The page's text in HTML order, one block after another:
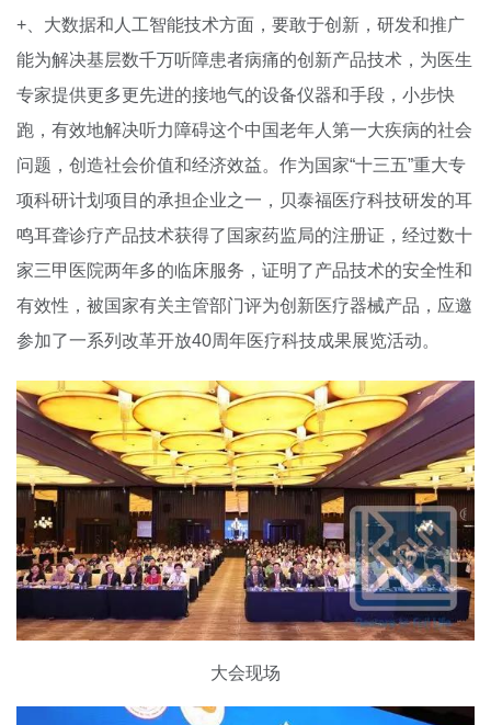
+、大数据和人工智能技术方面，要敢于创新，研发和推广
能为解决基层数千万听障患者病痛的创新产品技术，为医生
专家提供更多更先进的接地气的设备仪器和手段，小步快
跑，有效地解决听力障碍这个中国老年人第一大疾病的社会
问题，创造社会价值和经济效益。作为国家“十三五”重大专
项科研计划项目的承担企业之一，贝泰福医疗科技研发的耳
鸣耳聋诊疗产品技术获得了国家药监局的注册证，经过数十
家三甲医院两年多的临床服务，证明了产品技术的安全性和
有效性，被国家有关主管部门评为创新医疗器械产品，应邀
参加了一系列改革开放40周年医疗科技成果展览活动。
大会现场